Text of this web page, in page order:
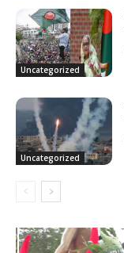
Uncategorized
Uncategorized